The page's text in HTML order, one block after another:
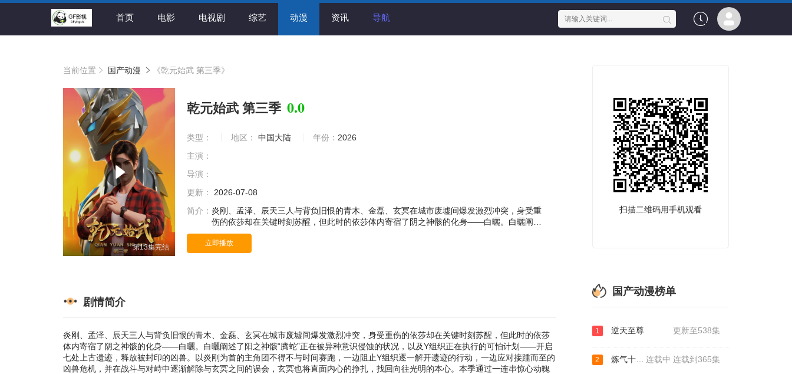
首页 电影 电视剧 综艺 动漫 资讯 导航
当前位置 国产动漫 《乾元始武 第三季》
第13集完结
乾元始武 第三季 0.0
类型： 地区： 中国大陆 年份： 2026
主演：
导演：
更新：
2026-07-08
简介： 炎刚、孟泽、辰天三人与背负旧恨的青木、金磊、玄冥在城市废墟间爆发激烈冲突，身受重
伤的依莎却在关键时刻苏醒，但此时的依莎体内寄宿了阴之神骸的化身——白曬。白曬阐述
了阳之神骸“腾蛇”正在被异种意识侵蚀的状况，以及Y组织正在执行的可怕计划——开启七处
上古遗迹，释放被封印的凶兽。以炎刚为首的主角团不得不与时间赛跑，一边阻止Y组织逐
一解开遗迹的行动，一边应对接踵而至的凶兽危机，并在战斗与对峙中逐渐解除与玄冥之间
立即播放
剧情简介
炎刚、孟泽、辰天三人与背负旧恨的青木、金磊、玄冥在城市废墟间爆发激烈冲突，身受重伤的依莎却在关键时刻苏醒，但此时的依莎
体内寄宿了阴之神骸的化身——白曬。白曬阐述了阳之神骸“腾蛇”正在被异种意识侵蚀的状况，以及Y组织正在执行的可怕计划——开启
七处上古遗迹，释放被封印的凶兽。以炎刚为首的主角团不得不与时间赛跑，一边阻止Y组织逐一解开遗迹的行动，一边应对接踵而至的
凶兽危机，并在战斗与对峙中逐渐解除与玄冥之间的误会，玄冥也将直面内心的挣扎，找回向往光明的本心。本季通过一连串惊心动魄
扫描二维码用手机观看
国产动漫榜单
1 逆天至尊 更新至538集
2 炼气十万年 连载中 连载到365集